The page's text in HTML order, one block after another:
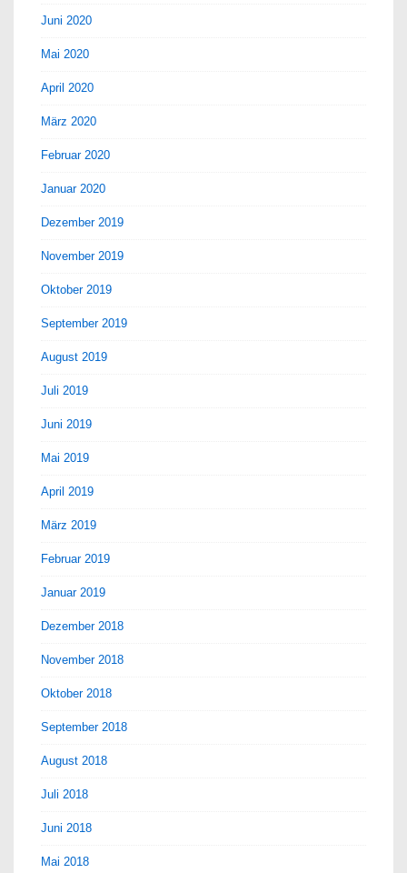
Juni 2020
Mai 2020
April 2020
März 2020
Februar 2020
Januar 2020
Dezember 2019
November 2019
Oktober 2019
September 2019
August 2019
Juli 2019
Juni 2019
Mai 2019
April 2019
März 2019
Februar 2019
Januar 2019
Dezember 2018
November 2018
Oktober 2018
September 2018
August 2018
Juli 2018
Juni 2018
Mai 2018